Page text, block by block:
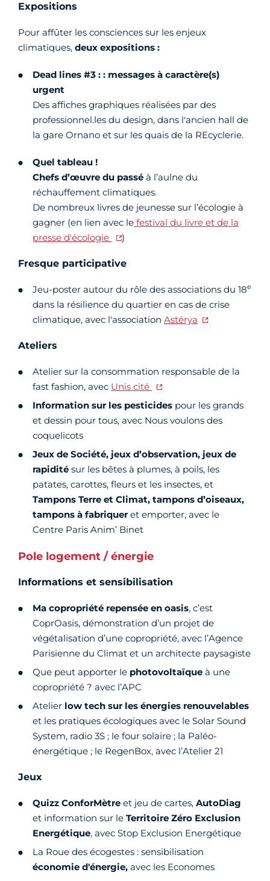
Expositions
Pour affûter les consciences sur les enjeux
climatiques, deux expositions :
Dead lines #3 : : messages à caractère(s)
urgent
Des affiches graphiques réalisées par des
professionnel.les du design, dans l'ancien hall de
la gare Ornano et sur les quais de la REcyclerie.
Quel tableau !
Chefs d’œuvre du passé à l’aulne du
réchauffement climatiques.
De nombreux livres de jeunesse sur l’écologie à
gagner (en lien avec le festival du livre et de la
presse d'écologie
)
Fresque participative
Jeu-poster autour du rôle des associations du 18e
dans la résilience du quartier en cas de crise
climatique, avec l'association Astérya
Ateliers
Atelier sur la consommation responsable de la
fast fashion, avec Unis cité
Information sur les pesticides pour les grands
et dessin pour tous, avec Nous voulons des
coquelicots
Jeux de Société, jeux d’observation, jeux de
rapidité sur les bêtes à plumes, à poils, les
patates, carottes, fleurs et les insectes, et
Tampons Terre et Climat, tampons d’oiseaux,
tampons à fabriqueret emporter, avec le
Centre Paris Anim’ Binet
Pole logement / énergie
Informations et sensibilisation
Ma copropriété repensée en oasis, c’est
CoprOasis, démonstration d’un projet de
végétalisation d’une copropriété, avec l’Agence
Parisienne du Climat et un architecte paysagiste
Que peut apporter le photovoltaïque à une
copropriété ? avec l’APC
Atelier low tech sur les énergies renouvelables
et les pratiques écologiques avec le Solar Sound
System, radio 3S ; le four solaire ; la Paléo-
énergétique ; le RegenBox, avec l’Atelier 21
Jeux
Quizz ConforMètre et jeu de cartes, AutoDiag
et information sur le Territoire Zéro Exclusion
Energétique, avec Stop Exclusion Energétique
La Roue des écogestes : sensibilisation
économie d'énergie, avec les Economes